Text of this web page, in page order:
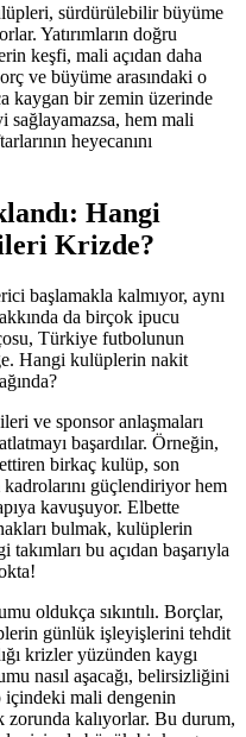
sürdürülebilir büyüme
Yatırımların doğru
keşfi, mali açıdan daha
ve büyüme arasındaki o
kaygan bir zemin üzerinde
hem mali
heyecanını
Hangi
Krizde?
başlamakla kalmıyor, aynı
da birçok ipucu
Türkiye futbolunun
Hangi kulüplerin nakit
ve sponsor anlaşmaları
başardılar. Örneğin,
birkaç kulüp, son
güçlendiriyor hem
kavuşuyor. Elbette
bulmak, kulüplerin
takımları bu açıdan başarıyla
oldukça sıkıntılı. Borçlar,
günlük işleyişlerini tehdit
krizler yüzünden kaygı
nasıl aşacağı, belirsizliğini
içindeki mali dengenin
zorunda kalıyorlar. Bu durum,